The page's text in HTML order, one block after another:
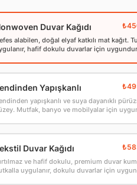
Duvar Kağıdı
alabilen, doğal elyaf katkılı mat kağıt.
hafif dokulu duvarlar için
Yapışkanlı
yapışkanlı ve suya dayanıklı
Mutfak, banyo ve mobilyalar için
Duvar Kağıdı
ve hafif dokulu, premium duvar
uygulanır, dokulu duvarlar için